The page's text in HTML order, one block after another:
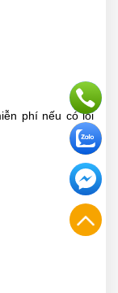
phí nếu có lỗi